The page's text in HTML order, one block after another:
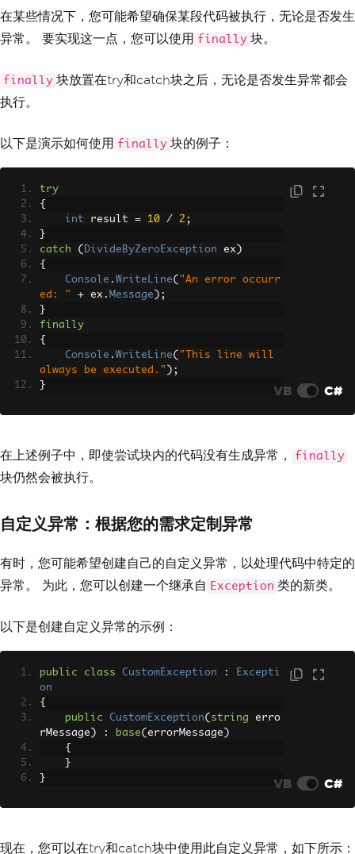
在某些情况下，您可能希望确保某段代码被执行，无论是否发生
异常。 要实现这一点，您可以使用 finally 块。
finally 块放置在try和catch块之后，无论是否发生异常都会
执行。
以下是演示如何使用 finally 块的例子：
try
{
int result = 10 / 2 ;
}
catch
( DivideByZeroException ex )
{
Console . WriteLine( "An error occurr
ed: "
+ ex . Message );
}
finally
{
Console . WriteLine( "This line will
always be executed." );
}
VB C#
在上述例子中，即使尝试块内的代码没有生成异常， finally
块仍然会被执行。
自定义异常：根据您的需求定制异常
有时，您可能希望创建自己的自定义异常，以处理代码中特定的
异常。 为此，您可以创建一个继承自 Exception 类的新类。
以下是创建自定义异常的示例：
public class CustomException :
Excepti
on
{
public
CustomException( string erro
rMessage ) : base( errorMessage )
{
}
}
VB C#
现在，您可以在try和catch块中使用此自定义异常，如下所示：